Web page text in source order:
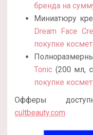
бренда на
Миниатюру
Dream Face
покупке
Tonic (200 мл,
покупке
Офферы
cultbeauty.com